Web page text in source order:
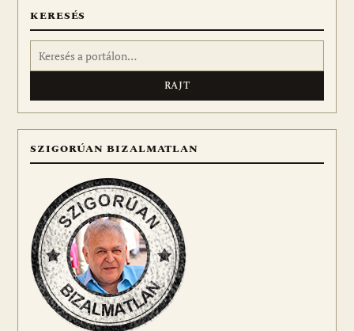
KERESÉS
Keresés:
SZIGORÚAN BIZALMATLAN